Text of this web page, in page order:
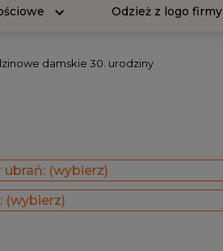
Odzież z logo firmy
damskie 30. urodziny
ubrań: (wybierz)
(wybierz)